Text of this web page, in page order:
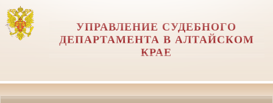
УПРАВЛЕНИЕ СУДЕБНОГО
ДЕПАРТАМЕНТА В АЛТАЙСКОМ
КРАЕ